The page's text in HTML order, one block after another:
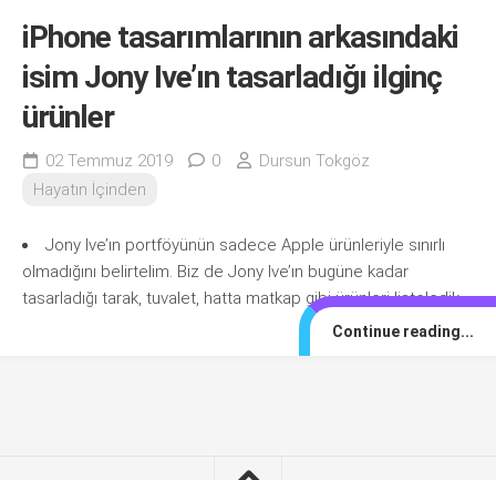
iPhone tasarımlarının arkasındaki
isim Jony Ive’ın tasarladığı ilginç
ürünler
02 Temmuz 2019 0
Dursun Tokgöz
Hayatın İçinden
Jony Ive’ın portföyünün sadece Apple ürünleriyle sınırlı
olmadığını belirtelim. Biz de Jony Ive’ın bugüne kadar
tasarladığı tarak, tuvalet, hatta matkap gibi ürünleri listeledik.
Continue reading...